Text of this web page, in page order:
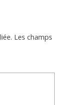
Les champs